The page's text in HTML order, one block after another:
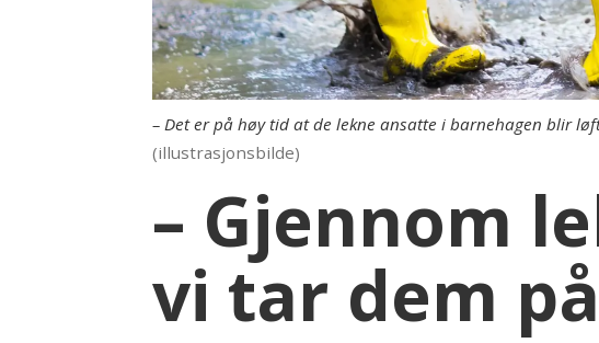
– Det er på høy tid at de lekne ansatte i barnehagen blir
(illustrasjonsbilde)
– Gjennom
vi tar dem